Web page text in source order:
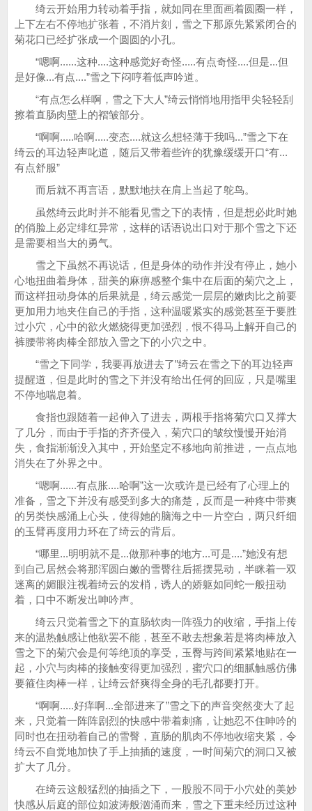
绮云开始用力转动着手指，就如同在里面画着圆圈一样，
上下左右不停地扩张着，不消片刻，雪之下那原先紧紧闭合的
菊花口已经扩张成一个圆圆的小孔。
“嗯啊......这种....这种感觉好奇怪.....有点奇怪....但是...但
是好像...有点....”雪之下闷哼着低声吟道。
“有点怎么样啊，雪之下大人”绮云悄悄地用指甲尖轻轻刮
擦着直肠肉壁上的褶皱部分。
“啊啊.....哈啊.....变态....就这么想轻薄于我吗...”雪之下在
绮云的耳边轻声叱道，随后又带着些许的犹豫缓缓开口“有...
有点舒服”
而后就不再言语，默默地扶在肩上当起了鸵鸟。
虽然绮云此时并不能看见雪之下的表情，但是想必此时她
的俏脸上必定绯红异常，这样的话语说出口对于那个雪之下还
是需要相当大的勇气。
雪之下虽然不再说话，但是身体的动作并没有停止，她小
心地扭曲着身体，甜美的麻痹感整个集中在后面的菊穴之上，
而这样扭动身体的后果就是，绮云感觉一层层的嫩肉比之前要
更加用力地夹住自己的手指，这种温暖紧实的感觉甚至于要胜
过小穴，心中的欲火燃烧得更加强烈，恨不得马上解开自己的
裤腰带将肉棒全部放入雪之下的小穴之中。
“雪之下同学，我要再放进去了”绮云在雪之下的耳边轻声
提醒道，但是此时的雪之下并没有给出任何的回应，只是嘴里
不停地喘息着。
食指也跟随着一起伸入了进去，两根手指将菊穴口又撑大
了几分，而由于手指的齐齐侵入，菊穴口的皱纹慢慢开始消
失，食指渐渐没入其中，开始坚定不移地向前推进，一点点地
消失在了外界之中。
“嗯啊......有点胀....哈啊”这一次或许是已经有了心理上的
准备，雪之下并没有感受到多大的痛楚，反而是一种疼中带爽
的另类快感涌上心头，使得她的脑海之中一片空白，两只纤细
的玉臂再度用力环在了绮云的背后。
“哪里...明明就不是...做那种事的地方...可是....”她没有想
到自己居然会将那浑圆白嫩的雪臀往后摇摆晃动，半眯着一双
迷离的媚眼注视着绮云的发梢，诱人的娇躯如同蛇一般扭动
着，口中不断发出呻吟声。
绮云只觉着雪之下的直肠软肉一阵强力的收缩，手指上传
来的温热触感让他欲罢不能，甚至不敢去想象若是将肉棒放入
雪之下的菊穴会是何等绝顶的享受，玉臀与跨间紧紧地贴在一
起，小穴与肉棒的接触变得更加强烈，蜜穴口的细腻触感仿佛
要箍住肉棒一样，让绮云舒爽得全身的毛孔都要打开。
“啊啊.....好痒啊...全部进来了”雪之下的声音突然变大了起
来，只觉着一阵阵剧烈的快感中带着刺痛，让她忍不住呻吟的
同时也在扭动着自己的雪臀，直肠的肌肉不停地收缩夹紧，令
绮云不自觉地加快了手上抽插的速度，一时间菊穴的洞口又被
扩大了几分。
在绮云这般猛烈的抽插之下，一股股不同于小穴处的美妙
快感从后庭的部位如波涛般汹涌而来，雪之下重未经历过这种